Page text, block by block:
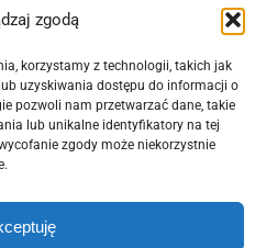
zgodą
korzystamy z technologii, takich jak
uzyskiwania dostępu do informacji o
pozwoli nam przetwarzać dane, takie
lub unikalne identyfikatory na tej
zgody może niekorzystnie
umożliwiający
do oglądania :-)
Czytaj dalej